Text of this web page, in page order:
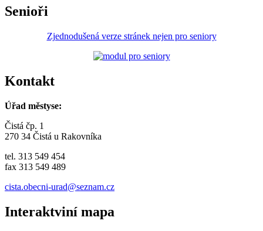
Senioři
Zjednodušená verze stránek nejen pro seniory
Kontakt
Úřad městyse:
Čistá čp. 1
270 34 Čistá u Rakovníka
tel. 313 549 454
fax 313 549 489
cista.obecni-urad@seznam.cz
Interaktviní mapa